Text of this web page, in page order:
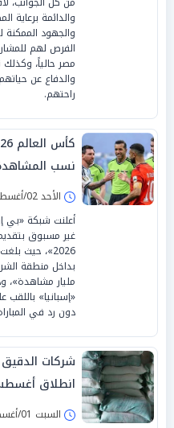
والدائمة برعاية
والجهود الممكنة
الفرص لهم
مصر حالياً،
والدفاع عن
راحتهم.
نسب
الأحد 02/أغسطس/2026 - 02:17 م
أعلنت شبكة
غير مسبوق
2026»، حيث
مليار مشاهدة»،
«إسبانيا»
دون رد في
شركات الدقيق
انطلاق
السبت 01/أغسطس/2026 - 03:04 م